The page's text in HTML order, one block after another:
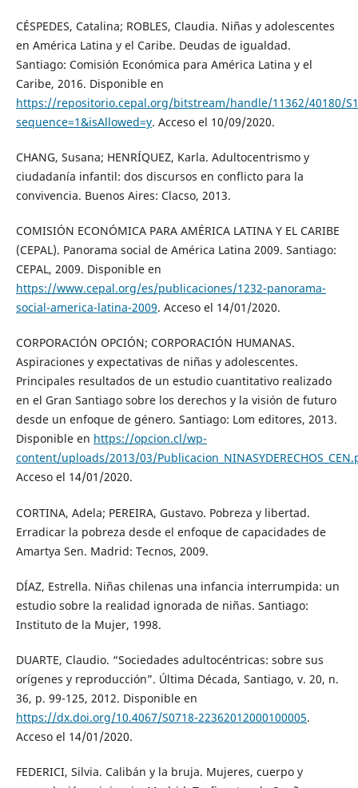
CÉSPEDES, Catalina; ROBLES, Claudia. Niñas y adolescentes
en América Latina y el Caribe. Deudas de igualdad.
Santiago: Comisión Económica para América Latina y el
Caribe, 2016. Disponible en
https://repositorio.cepal.org/bitstream/handle/11362/40180/
sequence=1&isAllowed=y. Acceso el 10/09/2020.
CHANG, Susana; HENRÍQUEZ, Karla. Adultocentrismo y
ciudadanía infantil: dos discursos en conflicto para la
convivencia. Buenos Aires: Clacso, 2013.
COMISIÓN ECONÓMICA PARA AMÉRICA LATINA Y EL CARIBE
(CEPAL). Panorama social de América Latina 2009. Santiago:
CEPAL, 2009. Disponible en
https://www.cepal.org/es/publicaciones/1232-panorama-
social-america-latina-2009. Acceso el 14/01/2020.
CORPORACIÓN OPCIÓN; CORPORACIÓN HUMANAS.
Aspiraciones y expectativas de niñas y adolescentes.
Principales resultados de un estudio cuantitativo realizado
en el Gran Santiago sobre los derechos y la visión de futuro
desde un enfoque de género. Santiago: Lom editores, 2013.
Disponible en https://opcion.cl/wp-
content/uploads/2013/03/
Acceso el 14/01/2020.
CORTINA, Adela; PEREIRA, Gustavo. Pobreza y libertad.
Erradicar la pobreza desde el enfoque de capacidades de
Amartya Sen. Madrid: Tecnos, 2009.
DÍAZ, Estrella. Niñas chilenas una infancia interrumpida: un
estudio sobre la realidad ignorada de niñas. Santiago:
Instituto de la Mujer, 1998.
DUARTE, Claudio. “Sociedades adultocéntricas: sobre sus
orígenes y reproducción”. Última Década, Santiago, v. 20, n.
36, p. 99-125, 2012. Disponible en
https://dx.doi.org/10.4067/S0718-22362012000100005.
Acceso el 14/01/2020.
FEDERICI, Silvia. Calibán y la bruja. Mujeres, cuerpo y